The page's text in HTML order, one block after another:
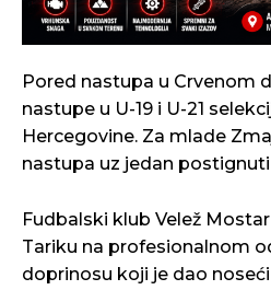
Pored nastupa u Crvenom
nastupe u U-19 i U-21
Hercegovine. Za mlade
nastupa uz jedan
Fudbalski klub Velež
Tariku na profesionalnom
doprinosu koji je dao